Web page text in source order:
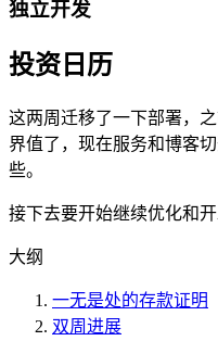
独立开发
投资日历
这两周迁移了一下部署，
界值了，现在服务和博客
些。
接下去要开始继续优化和开
大纲
一无是处的存款证明
双周进展